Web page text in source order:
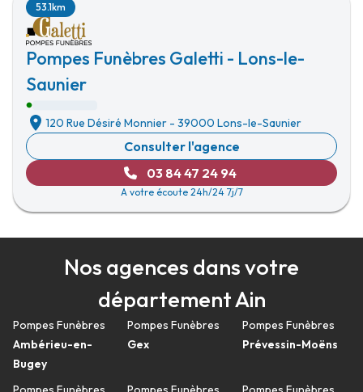
Pompes Funèbres Galetti - Lons-le-
Saunier
53.1km
120 Rue Désiré Monnier - 39000 Lons-le-Saunier
Consulter l'agence
03 84 47 24 94
A votre écoute 24h/24 7j/7
Nos agences dans votre
département Ain
Pompes Funèbres
Ambérieu-en-
Bugey
Pompes Funèbres
Gex
Pompes Funèbres
Prévessin-Moëns